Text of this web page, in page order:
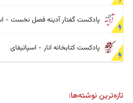
پادکست گفتار آدینه فصل نخست -
پادکست کتابخانه انار - اسپاتیفای
تازه‌ترین نوشته‌ها: